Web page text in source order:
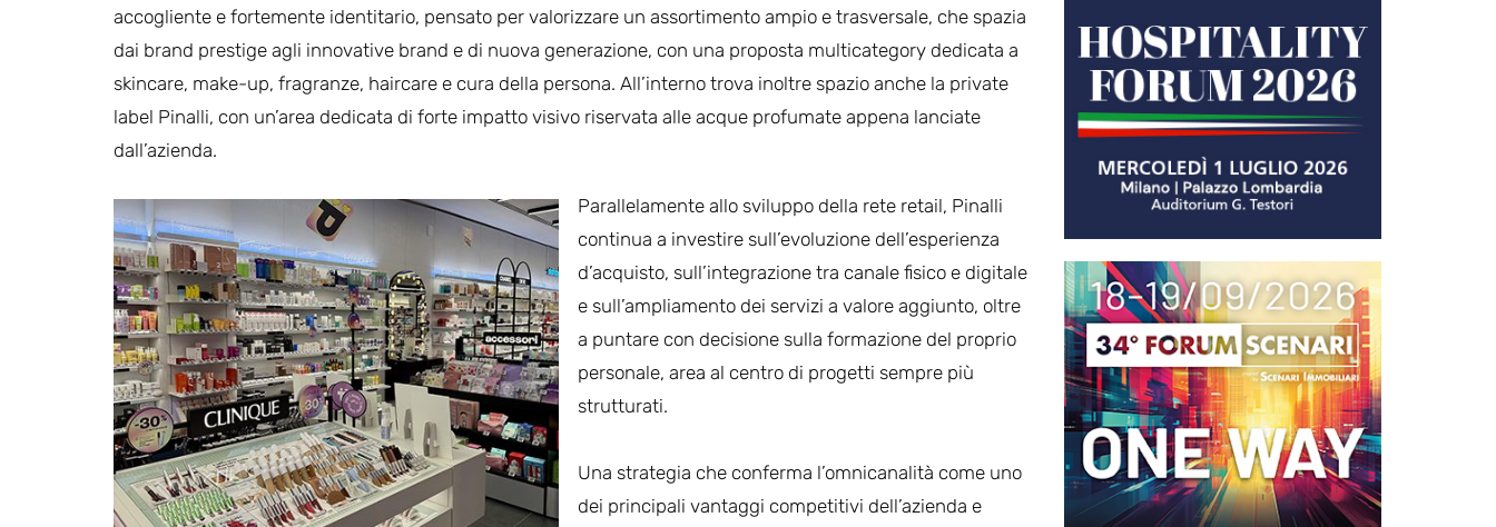
accogliente e fortemente identitario, pensato per valorizzare un assortimento ampio e trasversale, che spazia
dai brand prestige agli innovative brand e di nuova generazione, con una proposta multicategory dedicata a
skincare, make-up, fragranze, haircare e cura della persona. All’interno trova inoltre spazio anche la private
label Pinalli, con un’area dedicata di forte impatto visivo riservata alle acque profumate appena lanciate
dall’azienda.
Parallelamente allo sviluppo della rete retail, Pinalli
continua a investire sull’evoluzione dell’esperienza
d’acquisto, sull’integrazione tra canale fisico e digitale
e sull’ampliamento dei servizi a valore aggiunto, oltre
a puntare con decisione sulla formazione del proprio
personale, area al centro di progetti sempre più
strutturati.
Una strategia che conferma l’omnicanalità come uno
dei principali vantaggi competitivi dell’azienda e